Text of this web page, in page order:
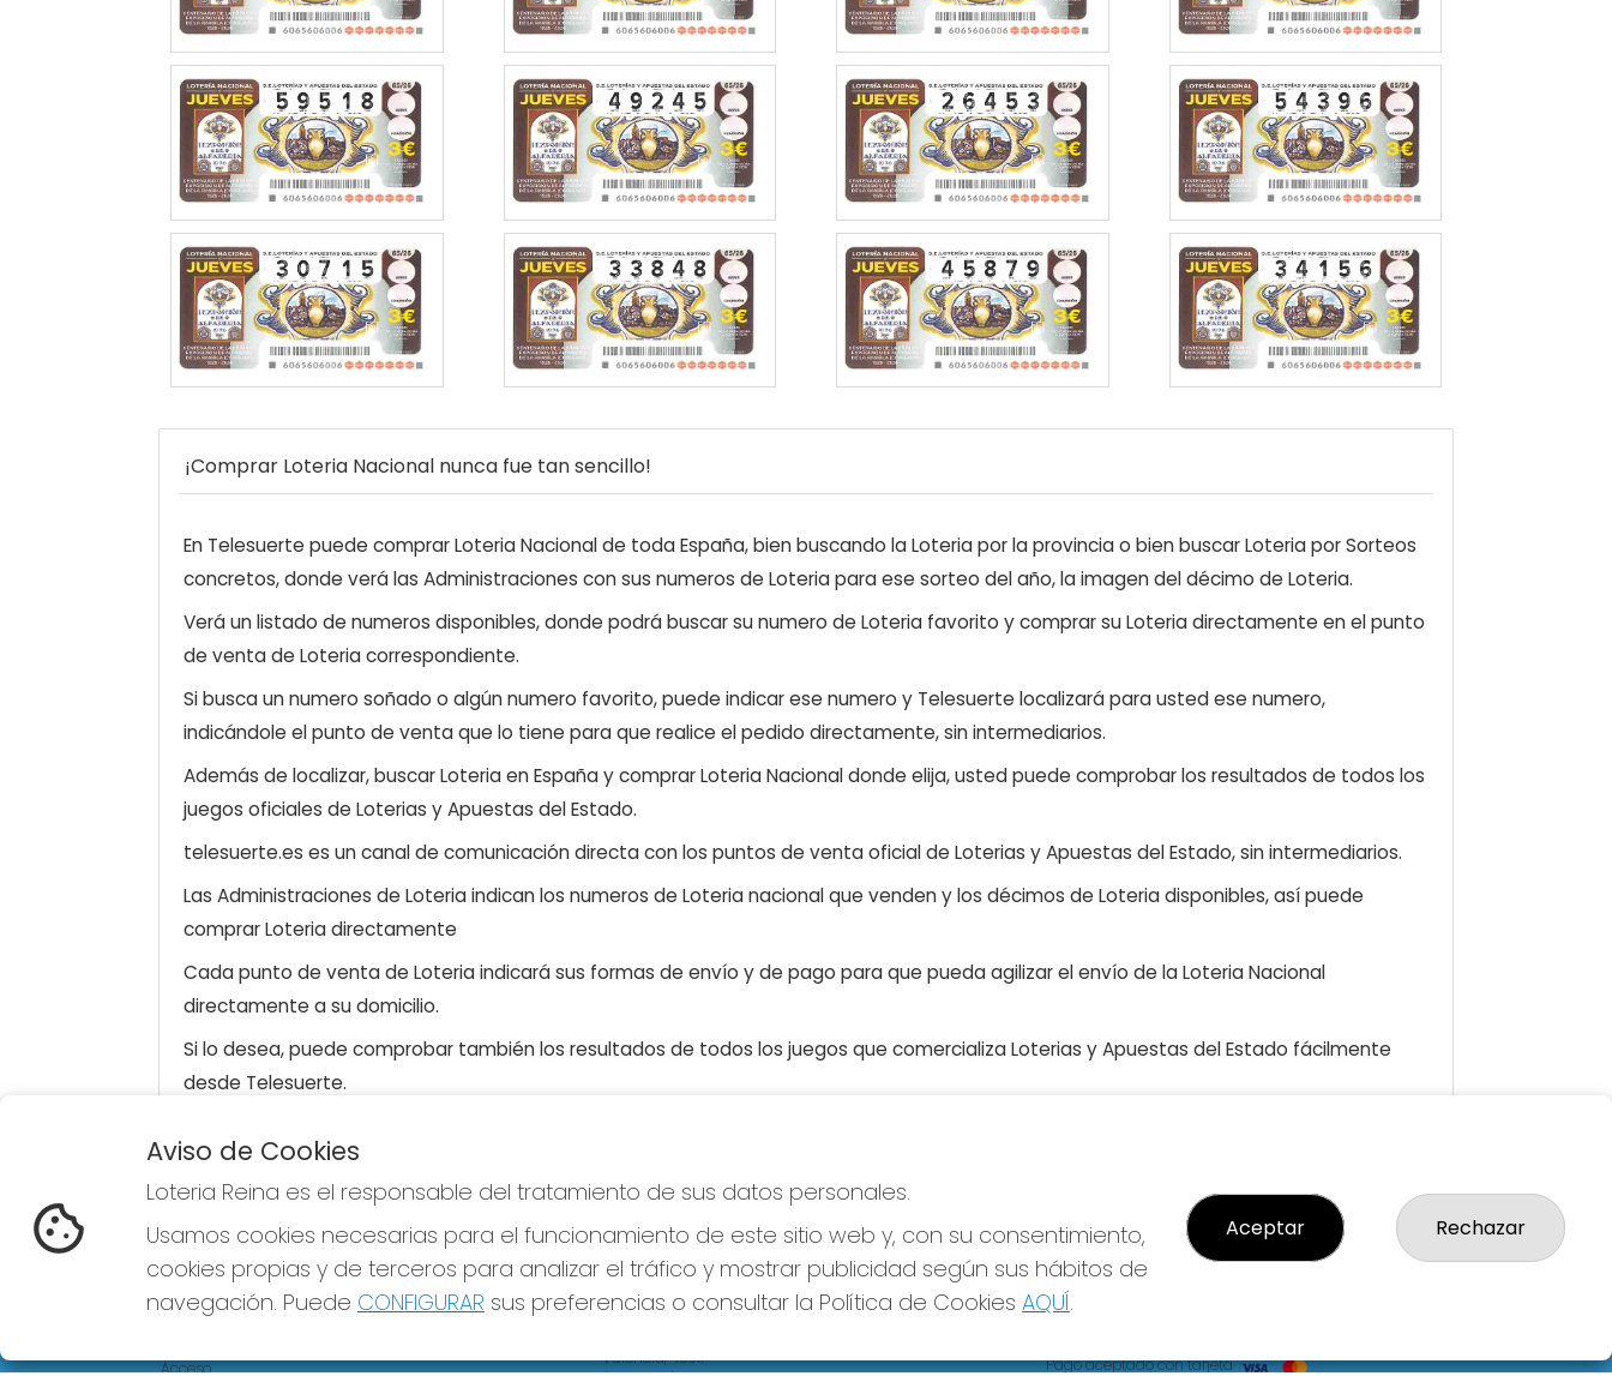
¡Comprar Loteria Nacional nunca fue tan sencillo!
En Telesuerte puede comprar Loteria Nacional de toda España, bien buscando la Loteria por la provincia o bien buscar Loteria por Sorteos
concretos, donde verá las Administraciones con sus numeros de Loteria para ese sorteo del año, la imagen del décimo de Loteria.
Verá un listado de numeros disponibles, donde podrá buscar su numero de Loteria favorito y comprar su Loteria directamente en el punto
de venta de Loteria correspondiente.
Si busca un numero soñado o algún numero favorito, puede indicar ese numero y Telesuerte localizará para usted ese numero,
indicándole el punto de venta que lo tiene para que realice el pedido directamente, sin intermediarios.
Además de localizar, buscar Loteria en España y comprar Loteria Nacional donde elija, usted puede comprobar los resultados de todos los
juegos oficiales de Loterias y Apuestas del Estado.
telesuerte.es es un canal de comunicación directa con los puntos de venta oficial de Loterias y Apuestas del Estado, sin intermediarios.
Las Administraciones de Loteria indican los numeros de Loteria nacional que venden y los décimos de Loteria disponibles, así puede
comprar Loteria directamente
Cada punto de venta de Loteria indicará sus formas de envío y de pago para que pueda agilizar el envío de la Loteria Nacional
directamente a su domicilio.
Si lo desea, puede comprobar también los resultados de todos los juegos que comercializa Loterias y Apuestas del Estado fácilmente
desde Telesuerte.
LOTERIA REINA
¿Quiénes somos?
Resultados
Contacto
Empresas
Acceso
CONTACTO
ADMINISTRACION DE LOTERIAS Nº4 VALENCIA -
Receptor Oficial 83370
963550150
info@loteriareina.com
Valencia, 46011
Aviso Legal
Política de Privacidad
Política de Cookies
Condiciones de Compra
Pago aceptado con tarjeta
Aviso de Cookies
Loteria Reina es el responsable del tratamiento de sus datos personales.
Usamos cookies necesarias para el funcionamiento de este sitio web y, con su consentimiento,
cookies propias y de terceros para analizar el tráfico y mostrar publicidad según sus hábitos de
navegación. Puede CONFIGURAR sus preferencias o consultar la Política de Cookies AQUÍ.
Aceptar Rechazar